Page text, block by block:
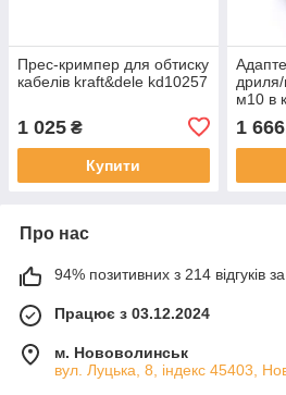
Прес-кримпер для обтиску
кабелів kraft&dele kd10257
1 025 ₴
Купити
м10 в
1
Про нас
94% позитивних з 214 відгуків за
Працює з 03.12.2024
м. Нововолинськ
вул. Луцька, 8, індекс 45403,